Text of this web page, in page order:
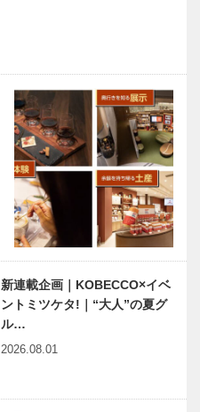
140回 地元
にまつわる妖
怪・UMA・
生物の謎を探
る！！『…
連載エッセイ
／喫茶店の書
斎から 111
島田陽子さん
ベトナム元気
ジア 第20回
｜プノンペン
新連載企画｜KOBECCO×イベ
ントミツケタ!｜“大人”の夏グ
ル…
2026.08.01